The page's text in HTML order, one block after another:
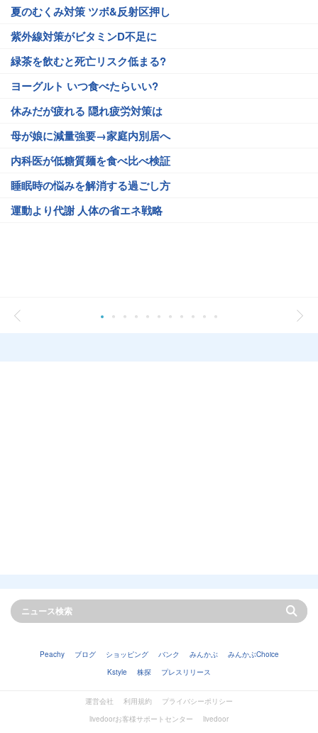
夏のむくみ対策 ツボ&反射区押し
紫外線対策がビタミンD不足に
緑茶を飲むと死亡リスク低まる?
ヨーグルト いつ食べたらいい?
休みだが疲れる 隠れ疲労対策は
母が娘に減量強要→家庭内別居へ
内科医が低糖質麺を食べ比べ検証
睡眠時の悩みを解消する過ごし方
運動より代謝 人体の省エネ戦略
Peachy ブログ ショッピング バンク みんかぶ
みんかぶChoice
Kstyle
株探 プレスリリース
運営会社 利用規約
プライバシーポリシー
livedoorお客様サポートセンター
livedoor